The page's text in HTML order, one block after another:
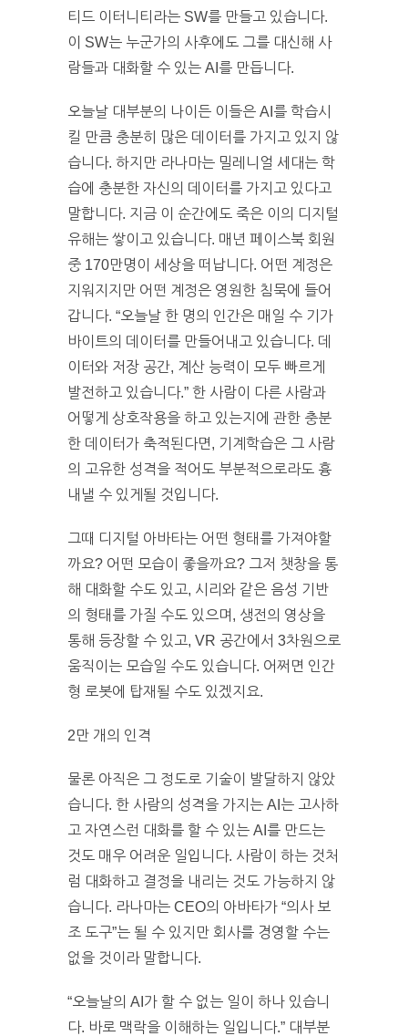
티드 이터니티라는 SW를 만들고 있습니다.
이 SW는 누군가의 사후에도 그를 대신해 사
람들과 대화할 수 있는 AI를 만듭니다.
오늘날 대부분의 나이든 이들은 AI를 학습시
킬 만큼 충분히 많은 데이터를 가지고 있지 않
습니다. 하지만 라나마는 밀레니얼 세대는 학
습에 충분한 자신의 데이터를 가지고 있다고
말합니다. 지금 이 순간에도 죽은 이의 디지털
유해는 쌓이고 있습니다. 매년 페이스북 회원
중 170만명이 세상을 떠납니다. 어떤 계정은
지워지지만 어떤 계정은 영원한 침묵에 들어
갑니다. “오늘날 한 명의 인간은 매일 수 기가
바이트의 데이터를 만들어내고 있습니다. 데
이터와 저장 공간, 계산 능력이 모두 빠르게
발전하고 있습니다.” 한 사람이 다른 사람과
어떻게 상호작용을 하고 있는지에 관한 충분
한 데이터가 축적된다면, 기계학습은 그 사람
의 고유한 성격을 적어도 부분적으로라도 흉
내낼 수 있게될 것입니다.
그때 디지털 아바타는 어떤 형태를 가져야할
까요? 어떤 모습이 좋을까요? 그저 챗창을 통
해 대화할 수도 있고, 시리와 같은 음성 기반
의 형태를 가질 수도 있으며, 생전의 영상을
통해 등장할 수 있고, VR 공간에서 3차원으로
움직이는 모습일 수도 있습니다. 어쩌면 인간
형 로봇에 탑재될 수도 있겠지요.
2만 개의 인격
물론 아직은 그 정도로 기술이 발달하지 않았
습니다. 한 사람의 성격을 가지는 AI는 고사하
고 자연스런 대화를 할 수 있는 AI를 만드는
것도 매우 어려운 일입니다. 사람이 하는 것처
럼 대화하고 결정을 내리는 것도 가능하지 않
습니다. 라나마는 CEO의 아바타가 “의사 보
조 도구”는 될 수 있지만 회사를 경영할 수는
없을 것이라 말합니다.
“오늘날의 AI가 할 수 없는 일이 하나 있습니
다. 바로 맥락을 이해하는 일입니다.” 대부분